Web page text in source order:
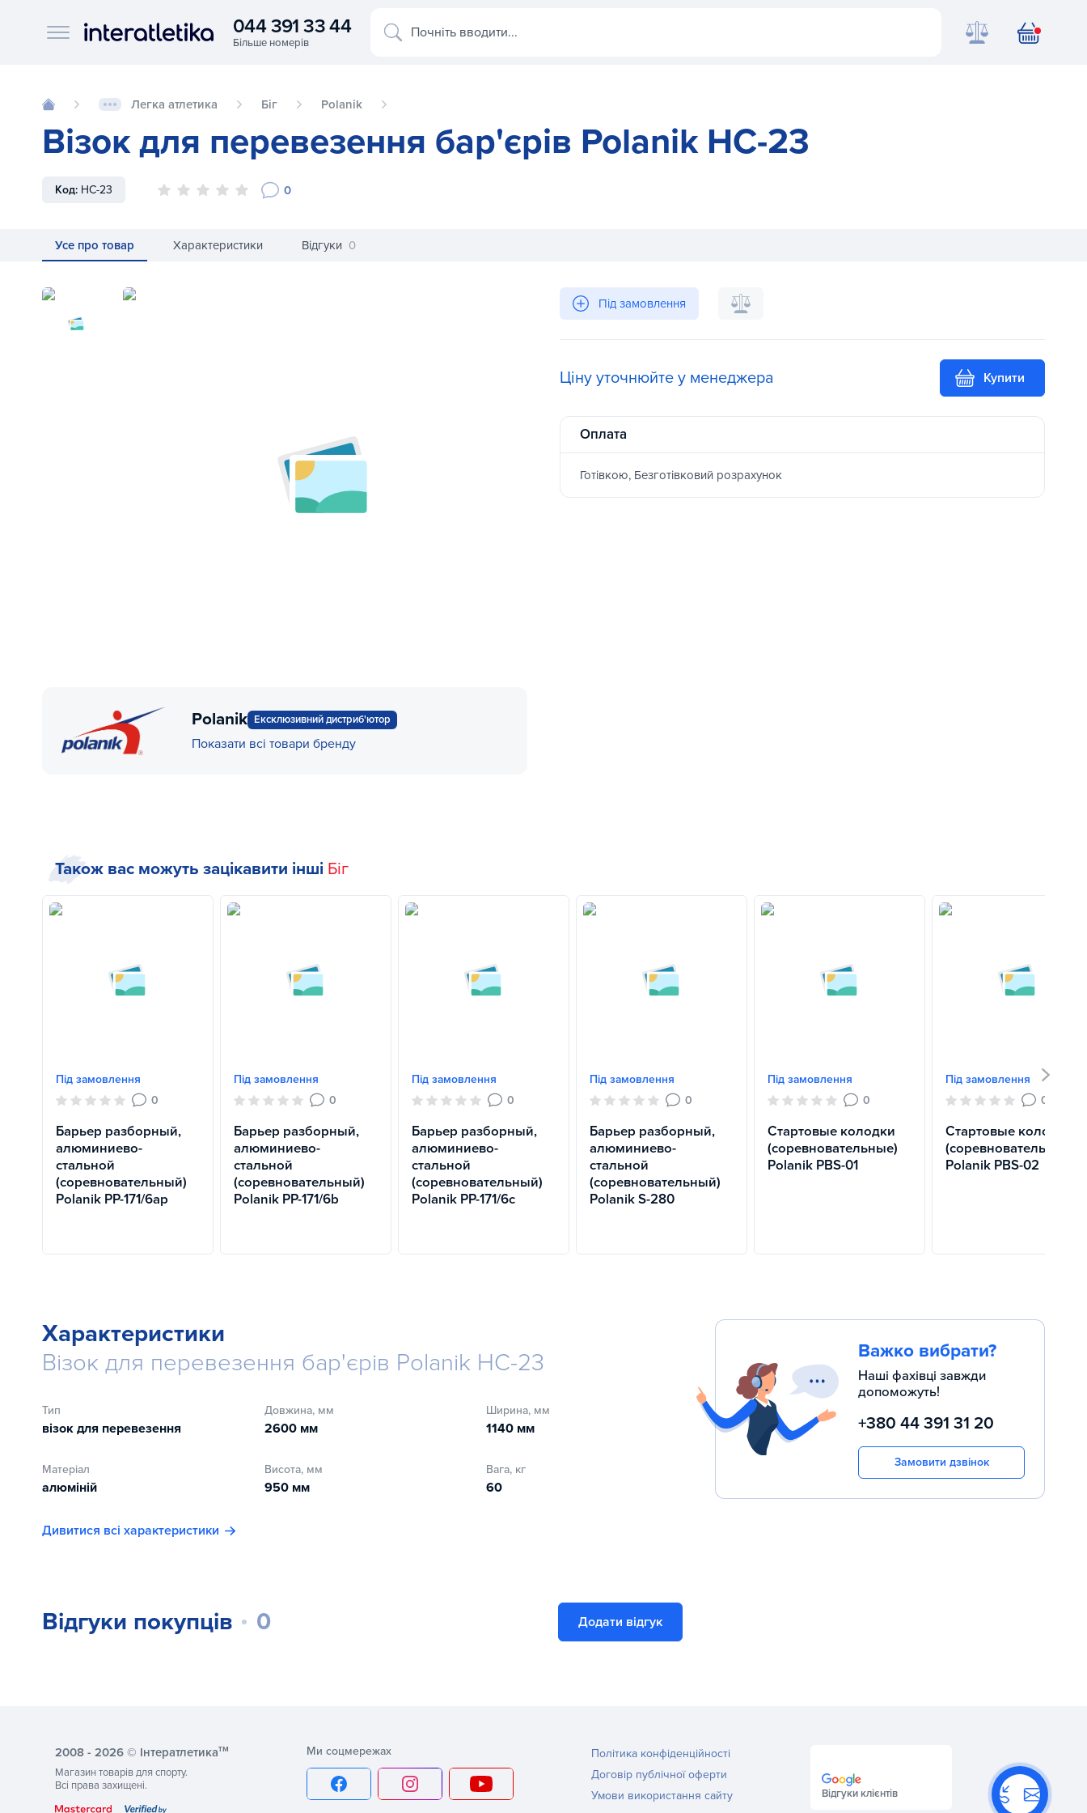
Interatletika logo
044 391 33 44 Почніть вводити...
Легка атлетика Біг Polanik
Візок для перевезення бар'єрів Polanik HC-23
Код: HC-23 0
Усе про товар Характеристики Відгуки 0
Візок для перевезення бар'єрів Polanik HC-23
Polanik Ексклюзивний дистриб'ютор
Показати всі товари бренду
Під замовлення
Ціну уточнюйте у менеджера Купити
Оплата
Готівкою, Безготівковий розрахунок
Також вас можуть зацікавити інші Біг
Під замовлення
0
Барьер разборный,
алюминиево-
стальной
(соревновательный)
Polanik PP-171/6aр
Під замовлення
0
Барьер разборный,
алюминиево-
стальной
(соревновательный)
Polanik PP-171/6b
Під замовлення
0
Барьер разборный,
алюминиево-
стальной
(соревновательный)
Polanik PP-171/6с
Під замовлення
0
Барьер разборный,
алюминиево-
стальной
(соревновательный)
Polanik S-280
Під замовлення
0
Стартовые колодки
(соревновательные)
Polanik PBS-01
Під замовлення
0
Стартовые колодки
(соревновательные)
Polanik PBS-02
Характеристики
Візок для перевезення бар'єрів Polanik HC-23
Тип
візок для перевезення
Довжина, мм
2600 мм
Ширина, мм
1140 мм
Матеріал
алюміній
Висота, мм
950 мм
Вага, кг
60
Дивитися всі характеристики
Відгуки покупців 0 Додати відгук
Важко вибрати?
Наші фахівці завжди
допоможуть!
+380 44 391 31 20
Замовити дзвінок
Ми соцмережах
2008 - 2026 © Інтератлетикатм
Магазин товарів для спорту.
Всі права захищені.
Політика конфіденційності
Договір публічної оферти
Умови використання сайту
Відгуки клієнтів